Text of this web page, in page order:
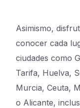
Asimismo,
conocer cada
ciudades como
Tarifa, Huelva,
Murcia, Ceuta,
o Alicante,